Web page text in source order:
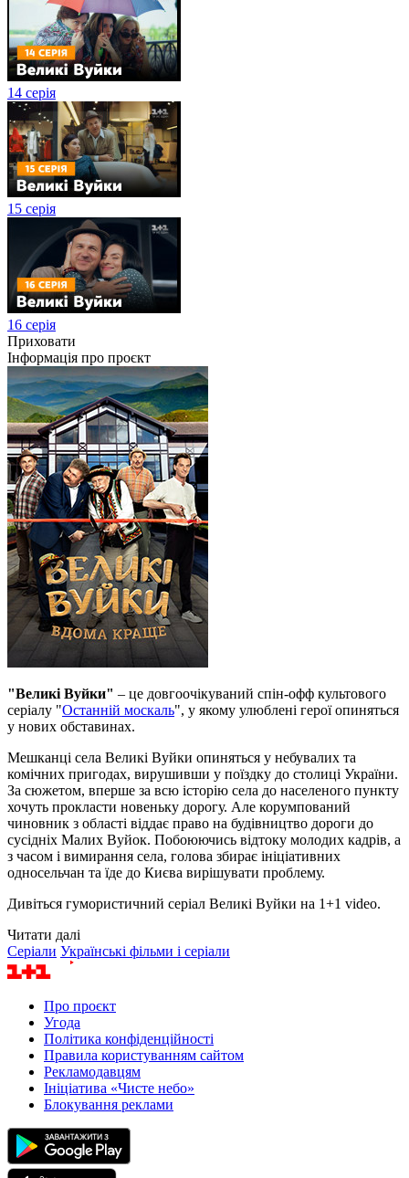
14 серія
15 серія
16 серія
Приховати
Інформація про проєкт
"Великі Вуйки" – це довгоочікуваний спін-офф культового
серіалу "Останній москаль", у якому улюблені герої опиняться
у нових обставинах.
Мешканці села Великі Вуйки опиняться у небувалих та
комічних пригодах, вирушивши у поїздку до столиці України.
За сюжетом, вперше за всю історію села до населеного пункту
хочуть прокласти новеньку дорогу. Але корумпований
чиновник з області віддає право на будівництво дороги до
сусідніх Малих Вуйок. Побоюючись відтоку молодих кадрів, а
з часом і вимирання села, голова збирає ініціативних
односельчан та їде до Києва вирішувати проблему.
Дивіться гумористичний серіал Великі Вуйки на 1+1 video.
Читати далі
Серіали Українські фільми і серіали
Про проєкт
Угода
Політика конфіденційності
Правила користуванням сайтом
Рекламодавцям
Ініціатива «Чисте небо»
Блокування реклами